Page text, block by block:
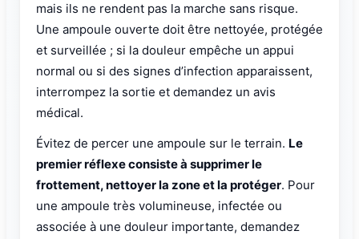
mais ils ne rendent pas la marche sans risque.
Une ampoule ouverte doit être nettoyée, protégée
et surveillée ; si la douleur empêche un appui
normal ou si des signes d’infection apparaissent,
interrompez la sortie et demandez un avis
médical.
Évitez de percer une ampoule sur le terrain. Le
premier réflexe consiste à supprimer le
frottement, nettoyer la zone et la protéger. Pour
une ampoule très volumineuse, infectée ou
associée à une douleur importante, demandez